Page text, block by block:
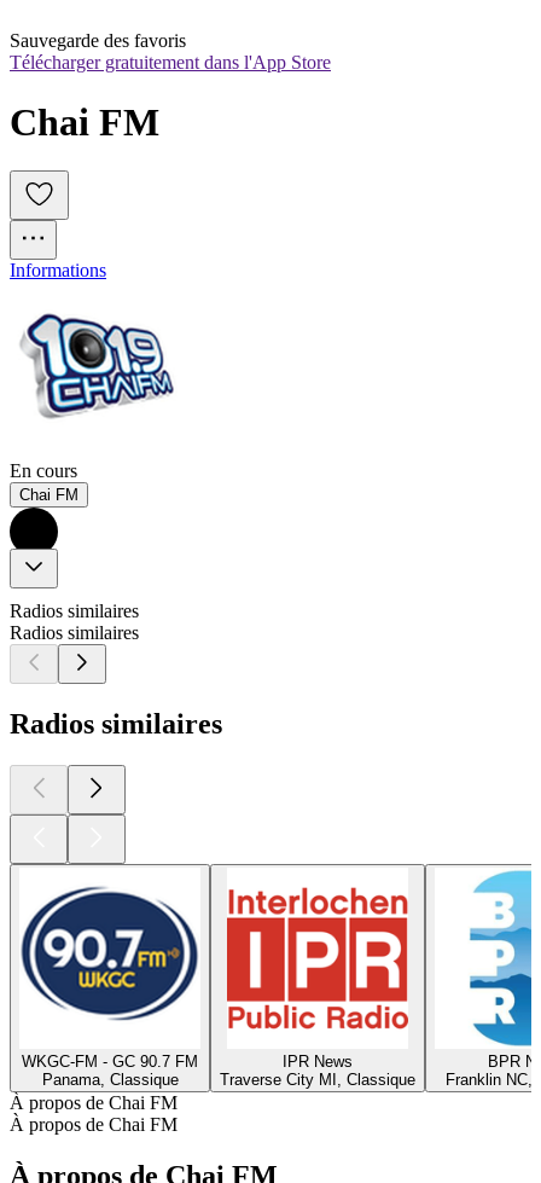
Sauvegarde des favoris
Télécharger gratuitement dans l'App Store
Chai FM
Informations
En cours
Chai FM
Radios similaires
Radios similaires
Radios similaires
WKGC-FM - GC 90.7 FM
Panama, Classique
IPR News
Traverse City MI, Classique
BPR
Franklin NC,
À propos de Chai FM
À propos de Chai FM
À propos de Chai FM